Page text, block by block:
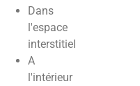
Dans
l'espace
interstitiel
A
l'intérieur